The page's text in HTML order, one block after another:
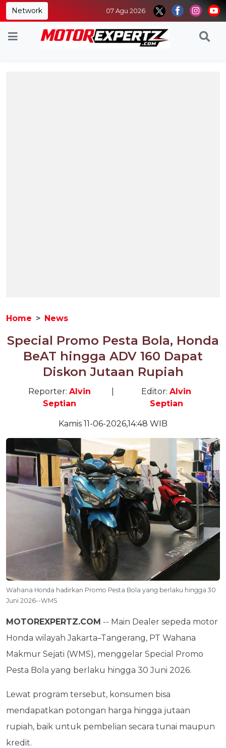
Network 07 Agu 2026
Home News
Special Promo Pesta Bola, Honda
BeAT hingga ADV 160 Dapat
Diskon Jutaan Rupiah
Reporter: Alvin
Septian
Editor:Alvin
Septian
Kamis 11-06-2026,14:48 WIB
Wahana Honda hadirkan Promo Pesta Bola yang berlaku hingga 30
Juni 2026--WMS
MOTOREXPERTZ.COM -- Main Dealer sepeda motor
Honda wilayah Jakarta–Tangerang, PT Wahana
Makmur Sejati (WMS), menggelar Special Promo
Pesta Bola yang berlaku hingga 30 Juni 2026.
Lewat program tersebut, konsumen bisa
mendapatkan potongan harga hingga jutaan
rupiah, baik untuk pembelian secara tunai maupun
kredit.